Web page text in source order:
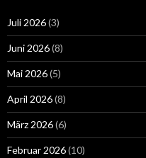
Juli 2026(3)
Juni 2026(8)
Mai 2026(5)
April 2026(8)
März 2026(6)
Februar 2026(10)